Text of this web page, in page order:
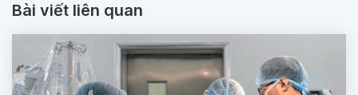
Bài viết liên quan